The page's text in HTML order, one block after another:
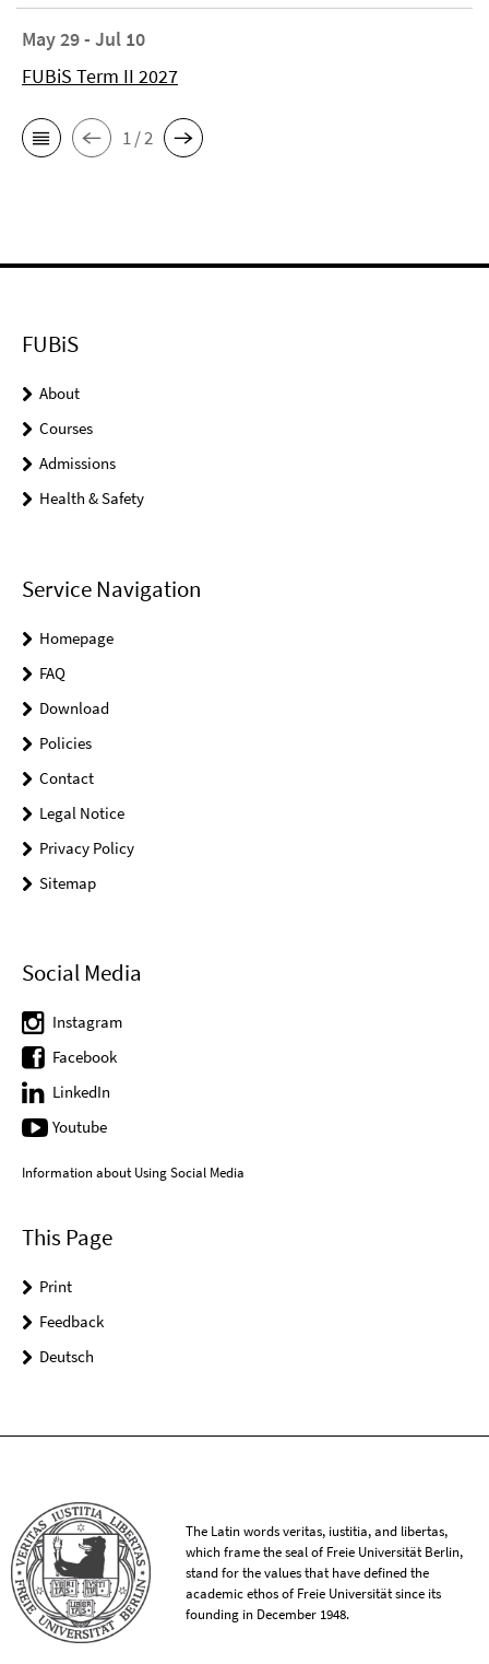
May 29 - Jul 10
FUBiS Term II 2027
1 / 2
FUBiS
About
Courses
Admissions
Health & Safety
Service Navigation
Homepage
FAQ
Download
Policies
Contact
Legal Notice
Privacy Policy
Sitemap
Social Media
Instagram
Facebook
LinkedIn
Youtube
Information about Using Social Media
This Page
Print
Feedback
Deutsch
The Latin words veritas, iustitia, and libertas,
which frame the seal of Freie Universität Berlin,
stand for the values that have defined the
academic ethos of Freie Universität since its
founding in December 1948.